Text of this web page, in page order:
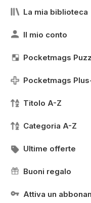
La mia biblioteca
Il mio conto
Pocketmags
Pocketmags
Titolo A-Z
Categoria A-Z
Ultime offerte
Buoni regalo
Attiva un